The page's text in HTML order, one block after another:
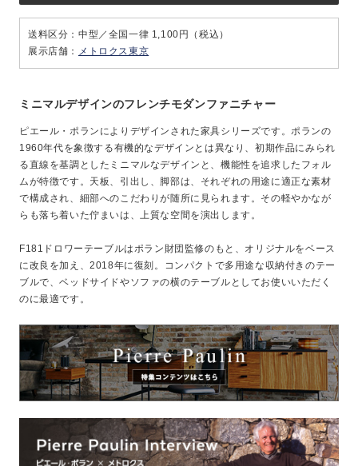
ミニマルデザインのフレンチモダンファニチャー
ピエール・ポランによりデザインされた家具シリーズです。ポランの
1960年代を象徴する有機的なデザインとは異なり、初期作品にみられ
る直線を基調としたミニマルなデザインと、機能性を追求したフォル
ムが特徴です。天板、引出し、脚部は、それぞれの用途に適正な素材
で構成され、細部へのこだわりが随所に見られます。その軽やかなが
らも落ち着いた佇まいは、上質な空間を演出します。
F181ドロワーテーブルはポラン財団監修のもと、オリジナルをベース
に改良を加え、2018年に復刻。コンパクトで多用途な収納付きのテー
ブルで、ベッドサイドやソファの横のテーブルとしてお使いいただく
のに最適です。
送料区分：中型／全国一律 1,100円（税込）
展示店舗： メトロクス東京